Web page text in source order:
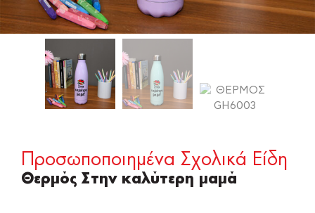
Προσωποποιημένα Σχολικά Είδη
Θερμός Στην καλύτερη μαμά